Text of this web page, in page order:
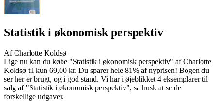
Statistik i økonomisk perspektiv
AfCharlotte Koldsø
Lige nu kan du købe "Statistik i økonomisk perspektiv" af Charlotte
Koldsø til kun 69,00 kr. Du sparer hele 81% af nyprisen! Bogen du
ser her er brugt, og i god stand. Vi har i øjeblikket 4 eksemplarer til
salg af "Statistik i økonomisk perspektiv", så husk at se de
forskellige udgaver.